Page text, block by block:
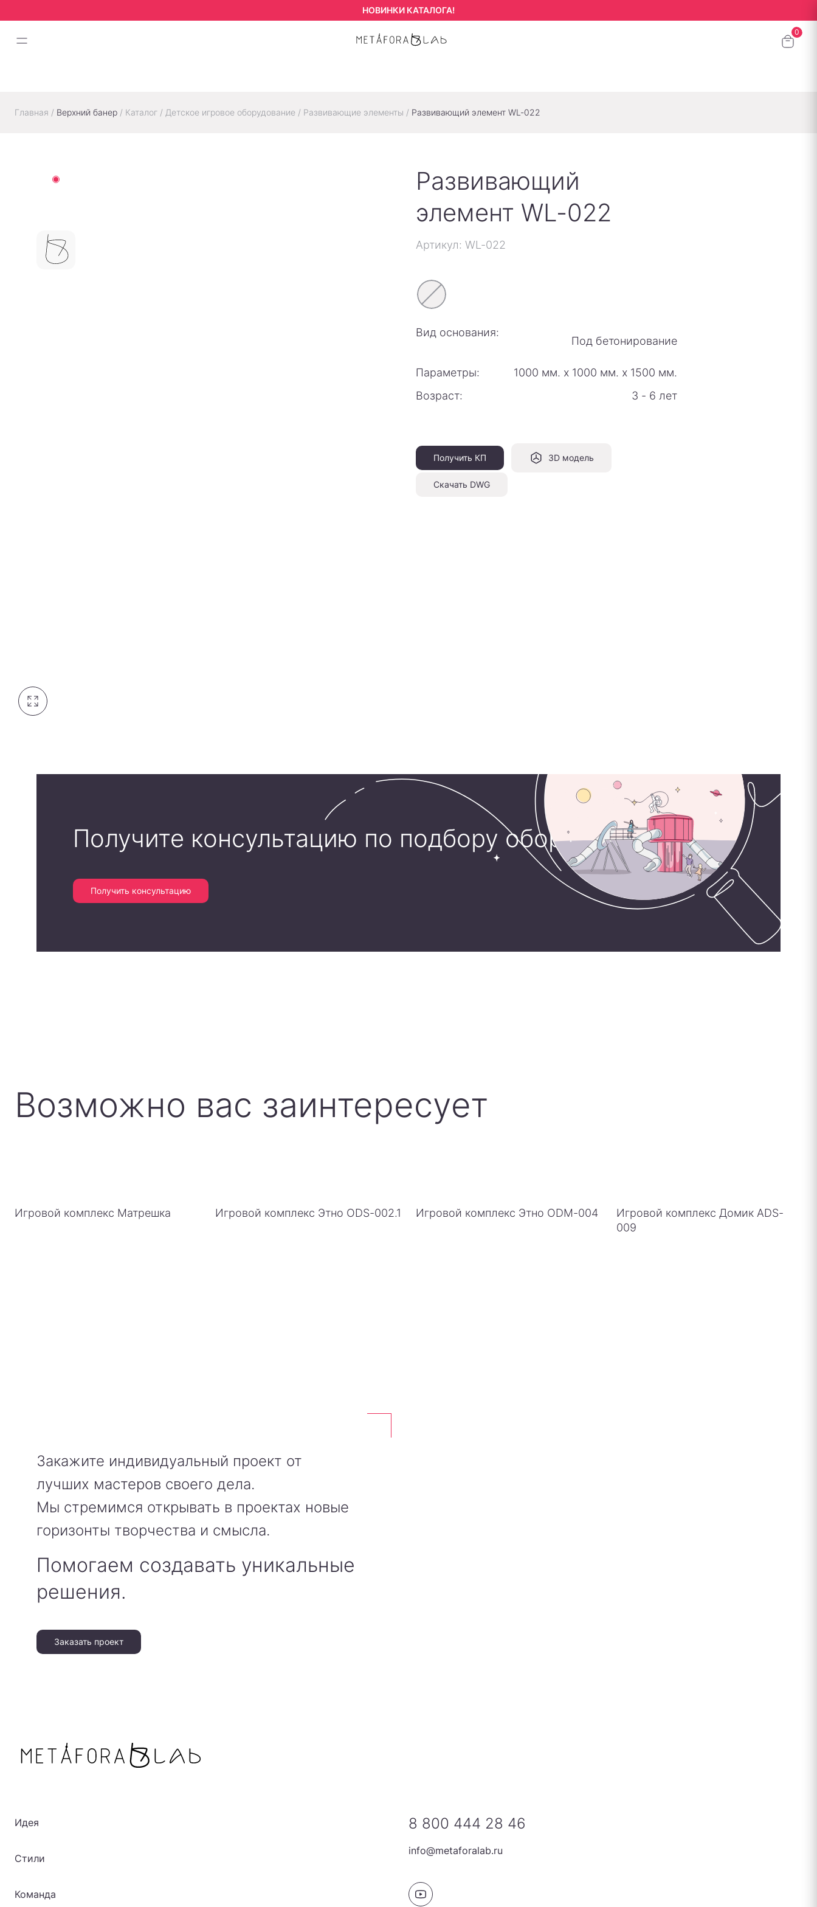
НОВИНКИ КАТАЛОГА!
Главная / Верхний банер / Каталог / Детское игровое оборудование / Развивающие элементы / Развивающий элемент WL-022
Развивающий
элемент WL-022
Артикул: WL-022
Вид основания:
Под бетонирование
Параметры: 1000 мм. х 1000 мм. х 1500 мм.
Возраст:
3 - 6 лет
Получить КП 3D модель
Скачать DWG
Получите консультацию по подбору оборудования
Получить консультацию
Возможно вас заинтересует
Игровой комплекс Матрешка Игровой комплекс Этно ODS-002.1 Игровой комплекс Этно ODM-004
Игровой комплекс Домик ADS-
009
Закажите индивидуальный проект от
лучших мастеров своего дела.
Мы стремимся открывать в проектах новые
горизонты творчества и смысла.
Помогаем создавать уникальные
решения.
Заказать проект
Идея
Стили
Команда
8 800 444 28 46
info@metaforalab.ru